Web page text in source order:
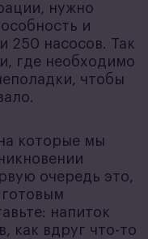
нужно
и
250 насосов. Так
где необходимо
чтобы
которые мы
очередь это,
готовым
напиток
как вдруг что-то